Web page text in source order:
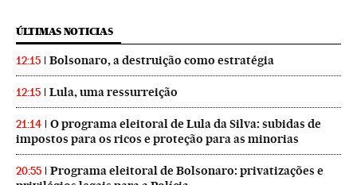
ÚLTIMAS NOTICIAS
12:15 Bolsonaro, a destruição como estratégia
12:15 Lula, uma ressurreição
21:14
O programa eleitoral de Lula da Silva: subidas de
impostos para os ricos e proteção para as minorias
20:55
Programa eleitoral de Bolsonaro: privatizações e